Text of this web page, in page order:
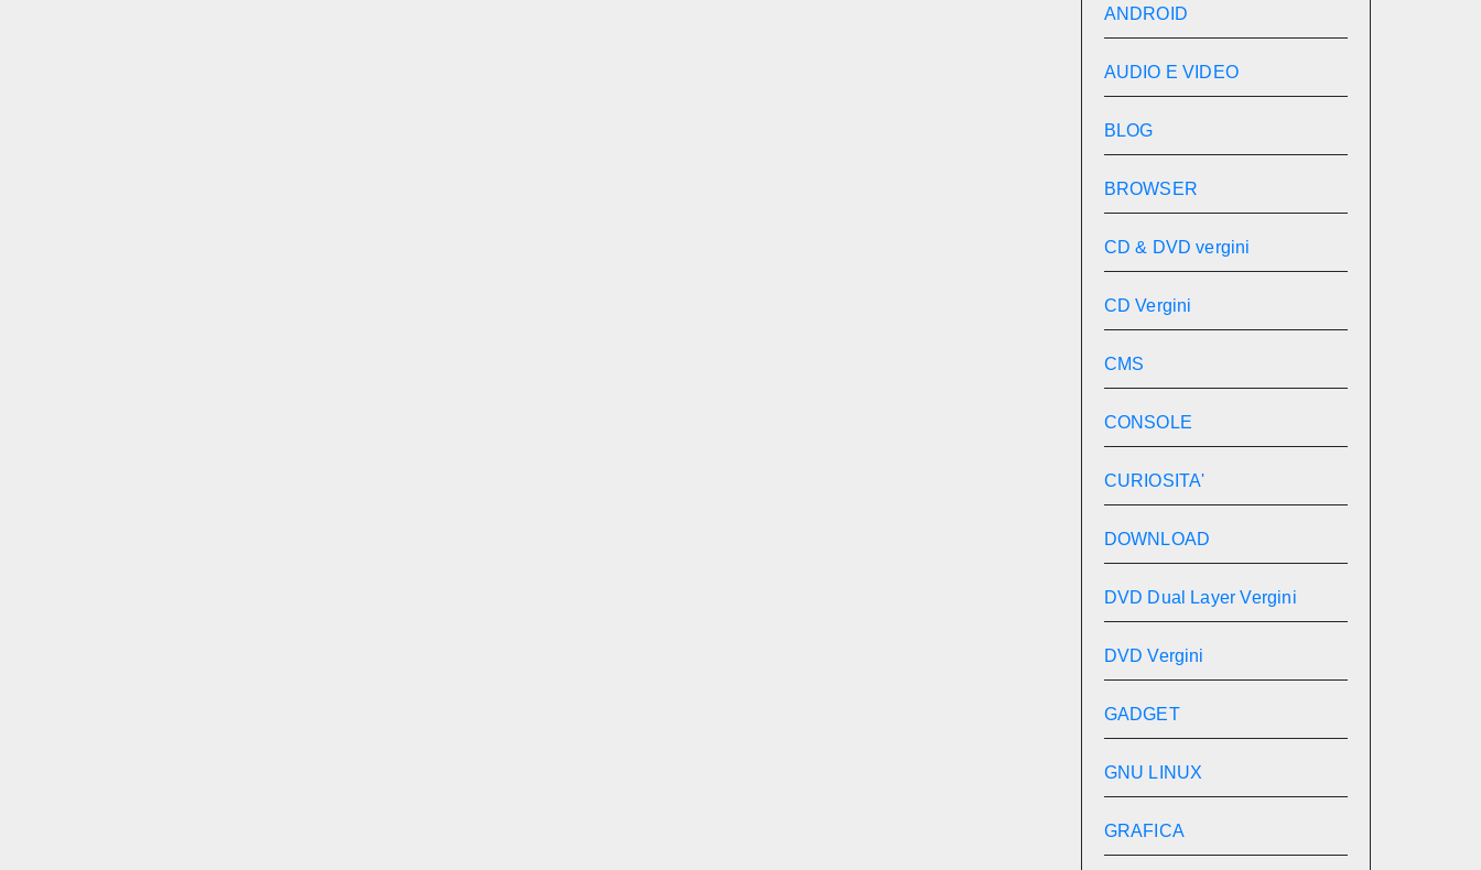
ANDROID
AUDIO E VIDEO
BLOG
BROWSER
CD & DVD vergini
CD Vergini
CMS
CONSOLE
CURIOSITA'
DOWNLOAD
DVD Dual Layer Vergini
DVD Vergini
GADGET
GNU LINUX
GRAFICA